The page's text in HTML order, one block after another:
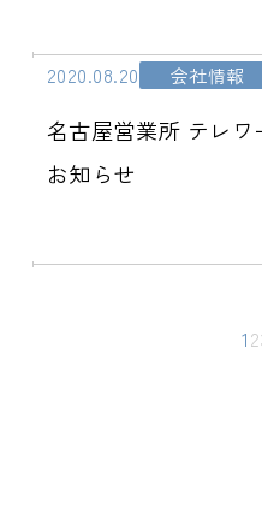
2020.08.20 会社情報
名古屋営業所 テレ
お知らせ
12